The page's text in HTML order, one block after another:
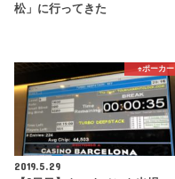
松」に行ってきた
♠️ポーカー
2019.5.29